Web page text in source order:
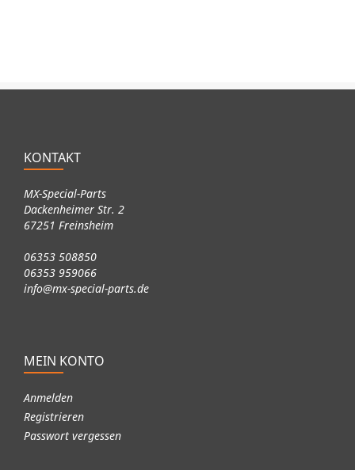
KONTAKT
MX-Special-Parts
Dackenheimer Str. 2
67251 Freinsheim
06353 508850
06353 959066
info@mx-special-parts.de
MEIN KONTO
Anmelden
Registrieren
Passwort vergessen